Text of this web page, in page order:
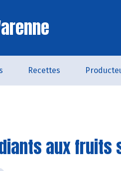
Recettes
aux fruits